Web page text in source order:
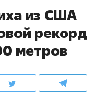
из США
рекорд
метров